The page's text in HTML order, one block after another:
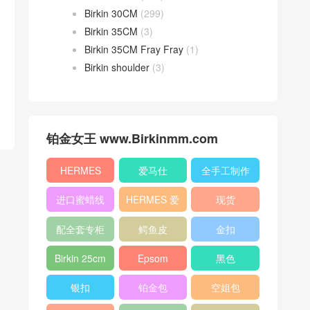
Birkin 30CM (299)
Birkin 35CM (3)
Birkin 35CM Fray Fray (1)
Birkin shoulder (3)
铂金女王 www.Birkinmm.com
HERMES 爱马仕 全手工制作
进口蜜蜡线
HERMES 爱
马仕
现货
配全套专柜
原版包装
鳄鱼皮 金扣
Birkin 25cm Epsom 黑色
银扣 铂金包 空姐包